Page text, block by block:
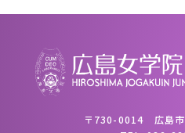
〒730-0014 広島